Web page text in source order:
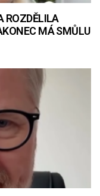
ROZDĚLILA
MÁ SMŮLU